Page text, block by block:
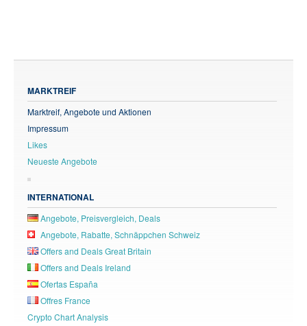
MARKTREIF
Marktreif, Angebote und Aktionen
Impressum
Likes
Neueste Angebote
INTERNATIONAL
Angebote, Preisvergleich, Deals
Angebote, Rabatte, Schnäppchen Schweiz
Offers and Deals Great Britain
Offers and Deals Ireland
Ofertas España
Offres France
Crypto Chart Analysis